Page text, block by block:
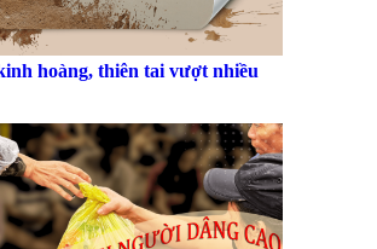
hoàng, thiên tai vượt nhiều